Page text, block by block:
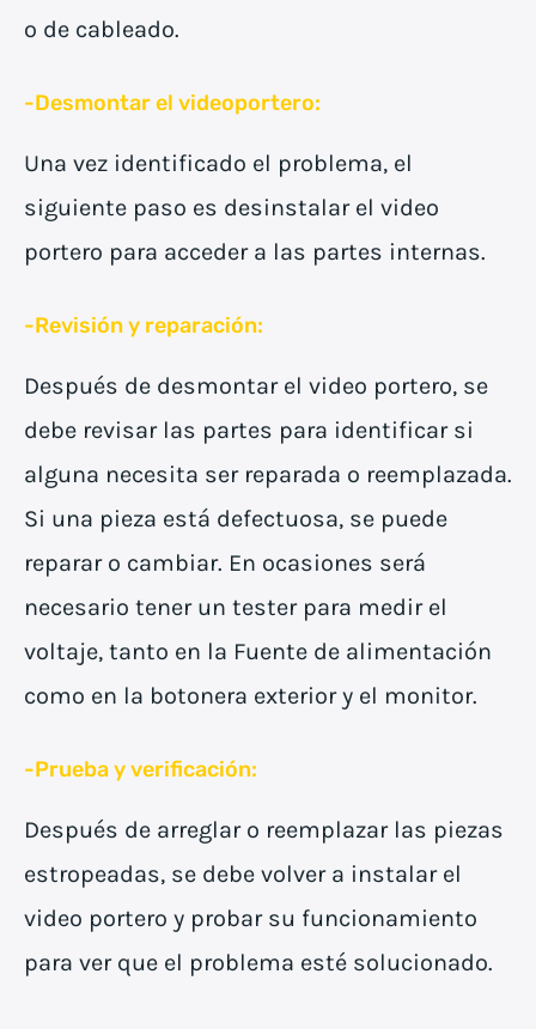
o de cableado.
-Desmontar el videoportero:
Una vez identificado el problema, el
siguiente paso es desinstalar el video
portero para acceder a las partes internas.
-Revisión y reparación:
Después de desmontar el video portero, se
debe revisar las partes para identificar si
alguna necesita ser reparada o reemplazada.
Si una pieza está defectuosa, se puede
reparar o cambiar. En ocasiones será
necesario tener un tester para medir el
voltaje, tanto en la Fuente de alimentación
como en la botonera exterior y el monitor.
-Prueba y verificación:
Después de arreglar o reemplazar las piezas
estropeadas, se debe volver a instalar el
video portero y probar su funcionamiento
para ver que el problema esté solucionado.